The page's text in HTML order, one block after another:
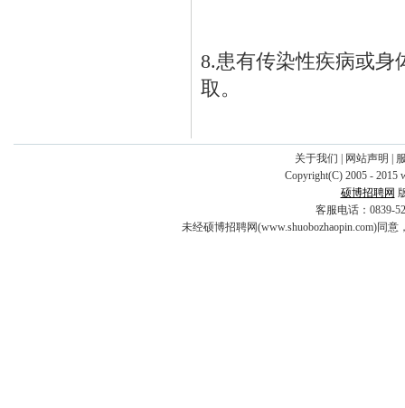
8.患有传染性疾病或身
取。
关于我们 网站声明
Copyright(C) 2005 - 2015
硕博招聘网
客服电话：0839-
未经硕博招聘网(www.shuobozhaopin.com)同